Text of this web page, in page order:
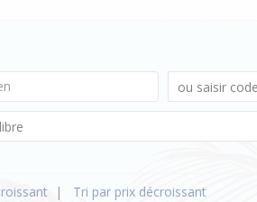
| Tri par prix décroissant